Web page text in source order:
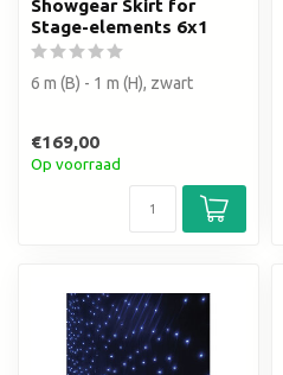
Showgear Skirt for
Stage-elements 6x1
6 m (B) - 1 m (H), zwart
€169,00
Op voorraad